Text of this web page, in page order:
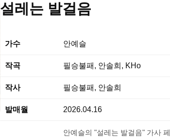
설레는 발걸음
가수 안예슬
작곡 필승불패, 안솔희, KHo
작사 필승불패, 안솔희
발매월 2026.04.16
안예슬의 "설레는 발걸음" 가사